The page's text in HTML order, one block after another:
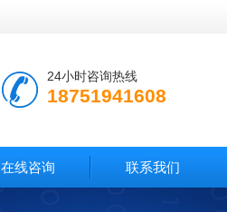
24小时咨询热线
18751941608
在线咨询 联系我们